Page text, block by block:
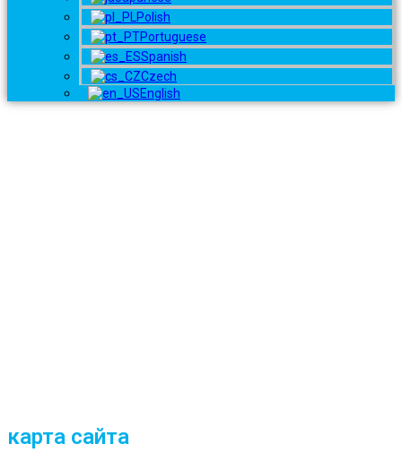
Polish
Portuguese
Spanish
Czech
English
карта сайта